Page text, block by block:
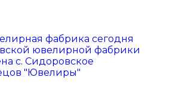
фабрика сегодня
ювелирной фабрики
с. Сидоровское
"Ювелиры"